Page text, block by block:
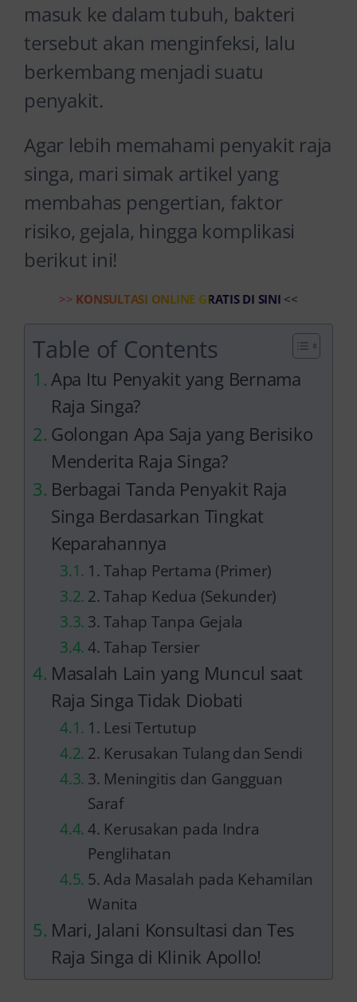
masuk ke dalam tubuh, bakteri
tersebut akan menginfeksi, lalu
berkembang menjadi suatu
penyakit.
Agar lebih memahami penyakit raja
singa, mari simak artikel yang
membahas pengertian, faktor
risiko, gejala, hingga komplikasi
berikut ini!
>> KONSULTASI ONLINE GRATIS DI SINI <<
Table of Contents
Apa Itu Penyakit yang Bernama
Raja Singa?
Golongan Apa Saja yang Berisiko
Menderita Raja Singa?
Berbagai Tanda Penyakit Raja
Singa Berdasarkan Tingkat
Keparahannya
1. Tahap Pertama (Primer)
2. Tahap Kedua (Sekunder)
3. Tahap Tanpa Gejala
4. Tahap Tersier
Masalah Lain yang Muncul saat
Raja Singa Tidak Diobati
1. Lesi Tertutup
2. Kerusakan Tulang dan Sendi
3. Meningitis dan Gangguan
Saraf
4. Kerusakan pada Indra
Penglihatan
5. Ada Masalah pada Kehamilan
Wanita
Mari, Jalani Konsultasi dan Tes
Raja Singa di Klinik Apollo!